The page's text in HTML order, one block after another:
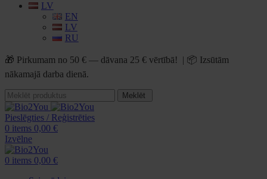
LV
EN
LV
RU
🎁 Pirkumam no 50 € — dāvana 25 € vērtībā! | 📦 Izsūtām
nākamajā darba dienā.
Meklēt
Pieslēgties / Reģistrēties
0 items 0,00 €
Izvēlne
0 items 0,00 €